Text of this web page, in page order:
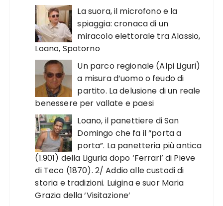
La suora, il microfono e la
spiaggia: cronaca di un
miracolo elettorale tra Alassio,
Loano, Spotorno
Un parco regionale (Alpi Liguri)
a misura d’uomo o feudo di
partito. La delusione di un reale
benessere per vallate e paesi
Loano, il panettiere di San
Domingo che fa il “porta a
porta”. La panetteria più antica
(1.901) della Liguria dopo ‘Ferrari’ di Pieve
di Teco (1870). 2/ Addio alle custodi di
storia e tradizioni. Luigina e suor Maria
Grazia della ‘Visitazione’